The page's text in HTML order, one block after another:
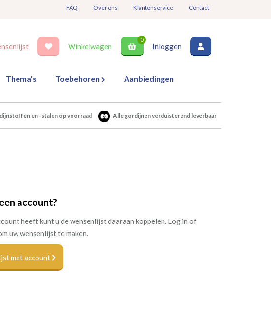
FAQ Over ons Klantenservice Contact
Winkelwagen
0
Inloggen
Thema's Toebehoren Aanbiedingen
en -stalen op voorraad Alle gordijnen verduisterend leverbaar
account?
heeft kunt u de wensenlijst daaraan koppelen. Log in of
uw wensenlijst te maken.
met account